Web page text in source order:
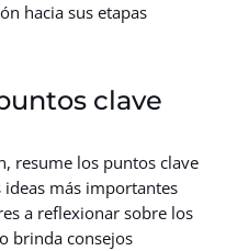
hacia sus etapas
clave
resume los puntos clave
más importantes
a reflexionar sobre los
brinda consejos